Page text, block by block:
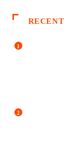
RECENT
1
2